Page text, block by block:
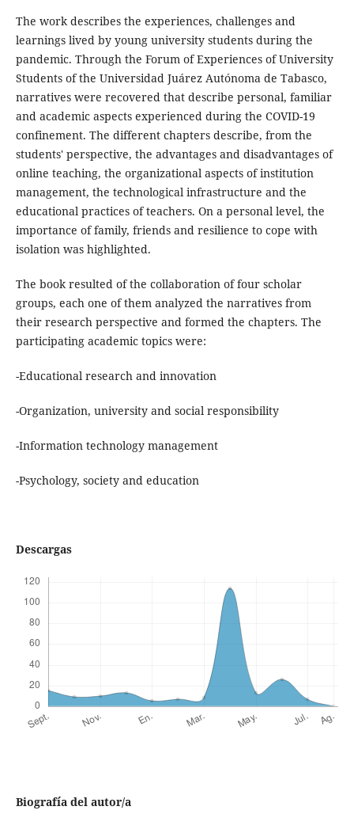
The work describes the experiences, challenges and
learnings lived by young university students during the
pandemic. Through the Forum of Experiences of University
Students of the Universidad Juárez Autónoma de Tabasco,
narratives were recovered that describe personal, familiar
and academic aspects experienced during the COVID-19
confinement. The different chapters describe, from the
students' perspective, the advantages and disadvantages of
online teaching, the organizational aspects of institution
management, the technological infrastructure and the
educational practices of teachers. On a personal level, the
importance of family, friends and resilience to cope with
isolation was highlighted.
The book resulted of the collaboration of four scholar
groups, each one of them analyzed the narratives from
their research perspective and formed the chapters. The
participating academic topics were:
-Educational research and innovation
-Organization, university and social responsibility
-Information technology management
-Psychology, society and education
Descargas
Biografía del autor/a